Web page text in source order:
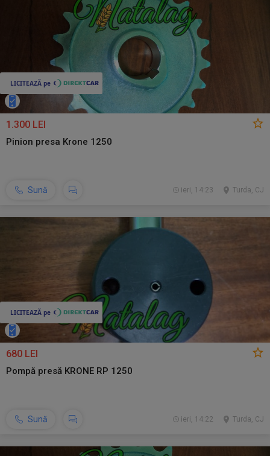
1.300 LEI
Pinion presa Krone 1250
Sună Turda, CJ
ieri, 14:23
680 LEI
Pompă presă KRONE RP 1250
Sună Turda, CJ
ieri, 14:22